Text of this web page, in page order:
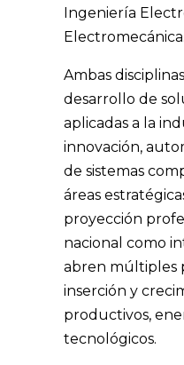
Ingeniería
Electromecánica.
Ambas
desarrollo de
aplicadas a la
innovación,
de sistemas
áreas
proyección
nacional como
abren múltiples
inserción y
productivos,
tecnológicos.